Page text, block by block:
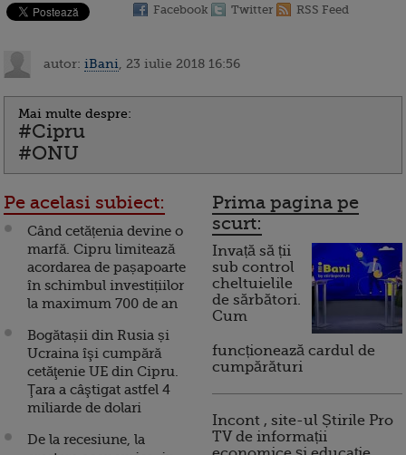
Facebook Twitter RSS Feed
autor: iBani , 23 iulie 2018 16:56
Mai multe despre:
#Cipru
#ONU
Pe acelasi subiect:
Când cetățenia devine o
marfă. Cipru limitează
acordarea de pașapoarte
în schimbul investițiilor
la maximum 700 de an
Bogătașii din Rusia și
Ucraina îşi cumpără
cetăţenie UE din Cipru.
Ţara a câştigat astfel 4
miliarde de dolari
De la recesiune, la
Prima pagina pe
scurt:
Invață să ții
sub control
cheltuielile
de sărbători.
Cum
funcționează cardul de
cumpărături
Incont , site-ul Știrile Pro
TV de informații